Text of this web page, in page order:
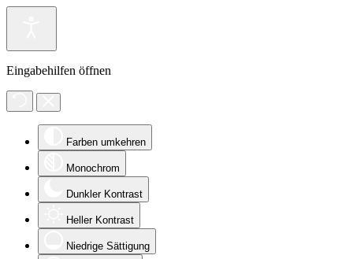
Eingabehilfen öffnen
Farben umkehren
Monochrom
Dunkler Kontrast
Heller Kontrast
Niedrige Sättigung